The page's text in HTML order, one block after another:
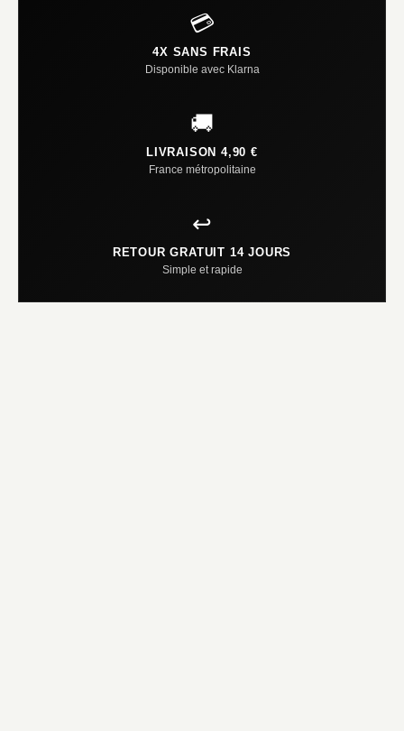
💳
4X SANS FRAIS
Disponible avec Klarna
🚚
LIVRAISON 4,90 €
France métropolitaine
↩️
RETOUR GRATUIT 14 JOURS
Simple et rapide